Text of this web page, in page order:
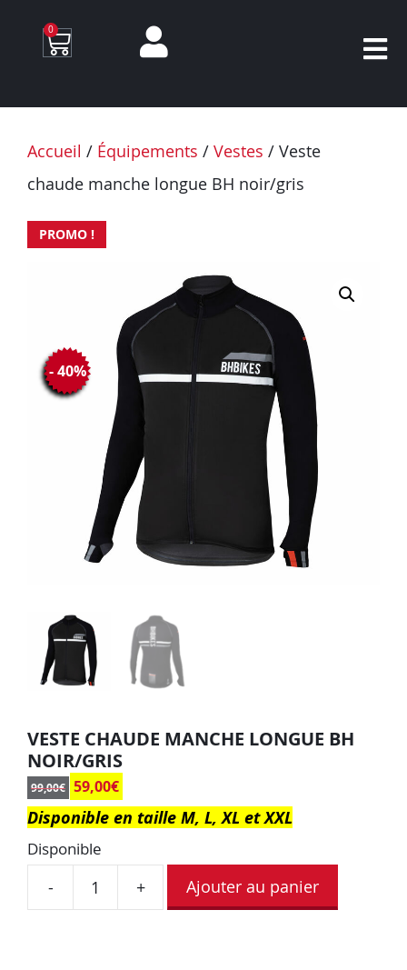
0
Accueil / Équipements / Vestes / Veste
chaude manche longue BH noir/gris
PROMO !
VESTE CHAUDE MANCHE LONGUE BH
NOIR/GRIS
99,00€ 59,00€
- 40%
Disponible en taille M, L, XL et XXL
Disponible
- + Ajouter au panier